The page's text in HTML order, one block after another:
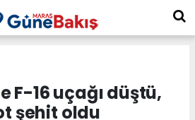
F-16 uçağı düştü,
şehit oldu